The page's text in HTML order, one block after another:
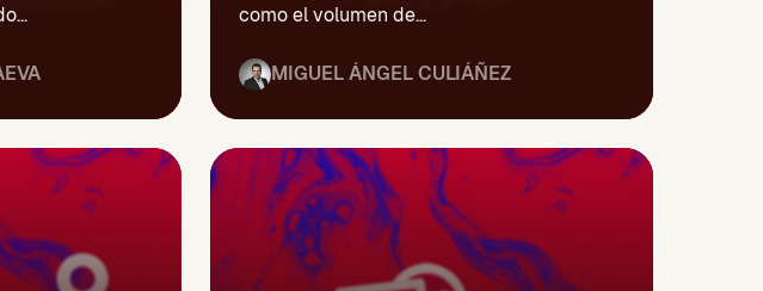
como el volumen de...
MIGUEL ÁNGEL CULIÁÑEZ